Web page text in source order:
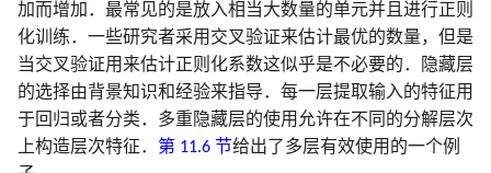
加而增加．最常见的是放入相当大数量的单元并且进行正则
化训练．一些研究者采用交叉验证来估计最优的数量，但是
当交叉验证用来估计正则化系数这似乎是不必要的．隐藏层
的选择由背景知识和经验来指导．每一层提取输入的特征用
于回归或者分类．多重隐藏层的使用允许在不同的分解层次
上构造层次特征． 第 11.6 节给出了多层有效使用的一个例